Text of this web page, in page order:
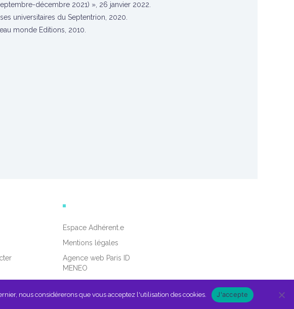
décembre 2021) », 26 janvier 2022.
universitaires du Septentrion, 2020.
monde Editions, 2010.
Espace Adhérent.e
Mentions légales
Agence web Paris ID
MENEO
nous considérerons que vous acceptez l'utilisation des cookies. J'accepte